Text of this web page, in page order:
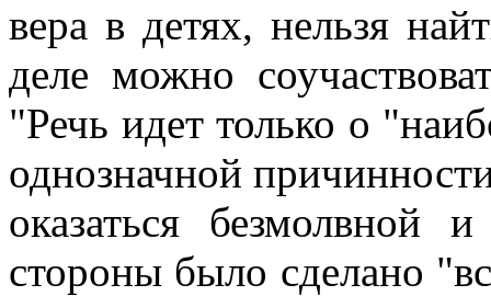
вера в детях, нельзя
деле можно
"Речь идет только о
однозначной
оказаться
стороны было сделано